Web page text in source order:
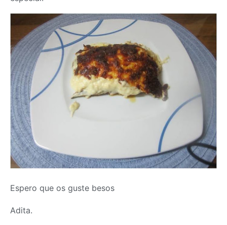
Espero que os guste besos
Adita.